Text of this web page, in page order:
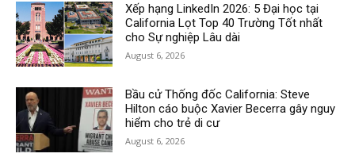
Xếp hạng LinkedIn 2026: 5 Đại học tại
California Lọt Top 40 Trường Tốt nhất
cho Sự nghiệp Lâu dài
August 6, 2026
Bầu cử Thống đốc California: Steve
Hilton cáo buộc Xavier Becerra gây nguy
hiểm cho trẻ di cư
August 6, 2026